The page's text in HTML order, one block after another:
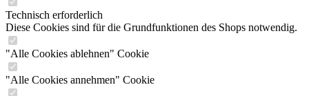
Technisch erforderlich
Diese Cookies sind für die Grundfunktionen des Shops notwendig.
"Alle Cookies ablehnen" Cookie
"Alle Cookies annehmen" Cookie